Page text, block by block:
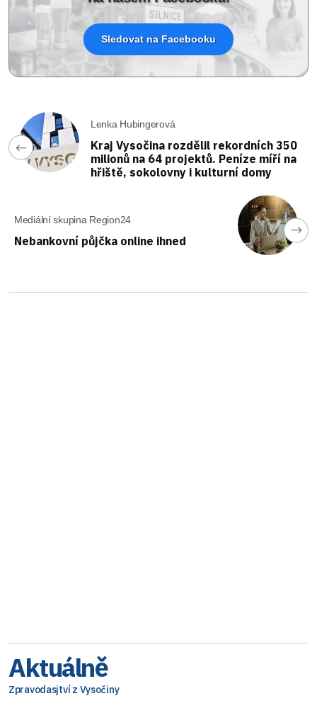
Sledovat na Facebooku
Lenka Hubingerová
Kraj Vysočina rozdělil rekordních 350
milionů na 64 projektů. Peníze míří na
hřiště, sokolovny i kulturní domy
Mediální skupina Region24
Nebankovní půjčka online ihned
Aktuálně
Zpravodasjtví z Vysočiny